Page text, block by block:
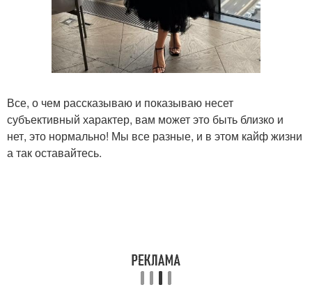
Все, о чем рассказываю и показываю несет
субъективный характер, вам может это быть близко и
нет, это нормально! Мы все разные, и в этом кайф жизни
а так оставайтесь.